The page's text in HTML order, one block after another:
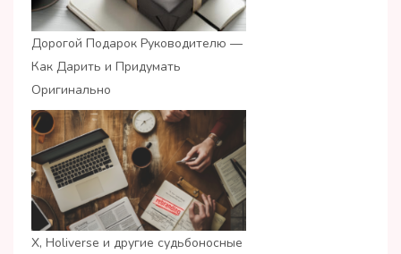
Дорогой Подарок Руководителю —
Как Дарить и Придумать
Оригинально
X, Holiverse и другие судьбоносные